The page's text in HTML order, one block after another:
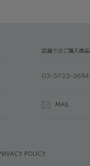
店舗でのご購入商
03-5722-3684
MAIL
POLICY